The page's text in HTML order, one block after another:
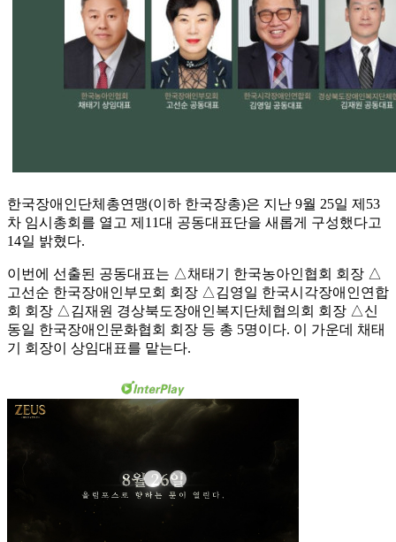
한국장애인단체총연맹(이하 한국장총)은 지난 9월 25일 제53
차 임시총회를 열고 제11대 공동대표단을 새롭게 구성했다고
14일 밝혔다.
이번에 선출된 공동대표는 △채태기 한국농아인협회 회장 △
고선순 한국장애인부모회 회장 △김영일 한국시각장애인연합
회 회장 △김재원 경상북도장애인복지단체협의회 회장 △신
동일 한국장애인문화협회 회장 등 총 5명이다. 이 가운데 채태
기 회장이 상임대표를 맡는다.